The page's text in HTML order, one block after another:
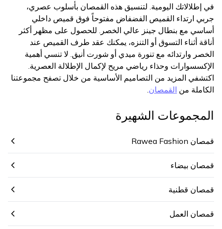
في إطلالاتك اليومية. لتنسيق هذه القمصان بأسلوب عصري،
جربي ارتداء القميص الفضفاض مفتوحاً فوق قميص داخلي
أساسي مع بنطال جينز عالي الخصر. للحصول على مظهر أكثر
أناقة أثناء التسوق أو التنزه، يمكنك عقد طرف القميص عند
الخصر وارتدائه مع تنورة ميدي أو شورت أنيق. لا تنسي أهمية
الإكسسوارات وحذاء رياضي مريح لإكمال الإطلالة العصرية.
اكتشفي المزيد من التصاميم الأساسية من خلال تصفح مجموعتنا
الكاملة من القمصان.
المجموعات الشهيرة
قمصان Rawea Fashion
قمصان بيضاء
قمصان قطنية
قمصان العمل